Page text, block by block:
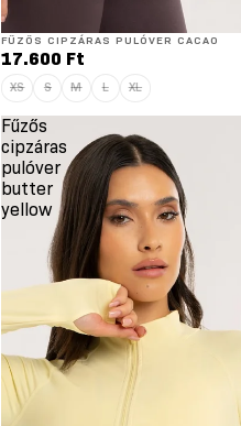
Elfogyott
FŰZŐS CIPZÁRAS PULÓVER CACAO
17.600 Ft
XS S M L XL
Fűzős
cipzáras
pulóver
butter
yellow